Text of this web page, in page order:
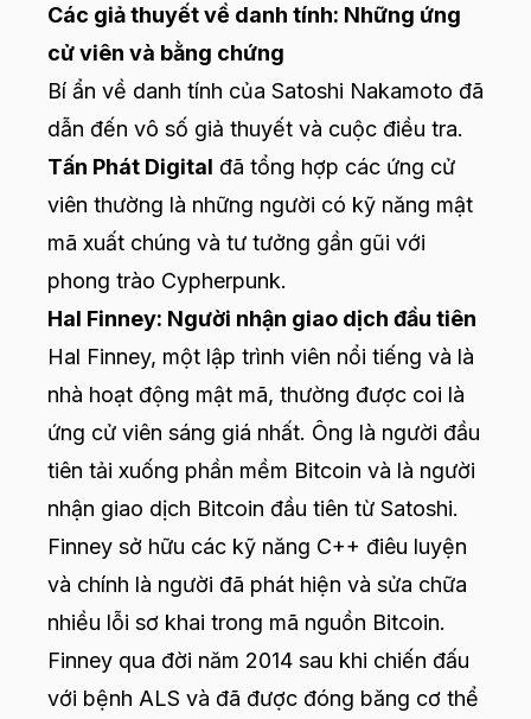
Các giả thuyết về danh tính: Những ứng
cử viên và bằng chứng
Bí ẩn về danh tính của Satoshi Nakamoto đã
dẫn đến vô số giả thuyết và cuộc điều tra.
Tấn Phát Digital đã tổng hợp các ứng cử
viên thường là những người có kỹ năng mật
mã xuất chúng và tư tưởng gần gũi với
phong trào Cypherpunk.
Hal Finney: Người nhận giao dịch đầu tiên
Hal Finney, một lập trình viên nổi tiếng và là
nhà hoạt động mật mã, thường được coi là
ứng cử viên sáng giá nhất. Ông là người đầu
tiên tải xuống phần mềm Bitcoin và là người
nhận giao dịch Bitcoin đầu tiên từ Satoshi.
Finney sở hữu các kỹ năng C++ điêu luyện
và chính là người đã phát hiện và sửa chữa
nhiều lỗi sơ khai trong mã nguồn Bitcoin.
Finney qua đời năm 2014 sau khi chiến đấu
với bệnh ALS và đã được đóng băng cơ thể